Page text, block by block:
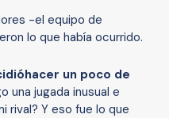
-el equipo de
lo que había ocurrido.
hacer un poco de
una jugada inusual e
rival? Y eso fue lo que